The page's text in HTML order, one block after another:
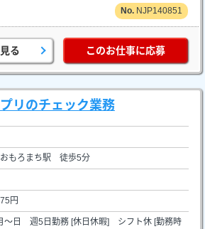
NJP140851
る このお仕事に応募
リのチェック業務
もろまち駅 徒歩5分
円
日 週5日勤務 [休日休暇] シフト休 [勤務時